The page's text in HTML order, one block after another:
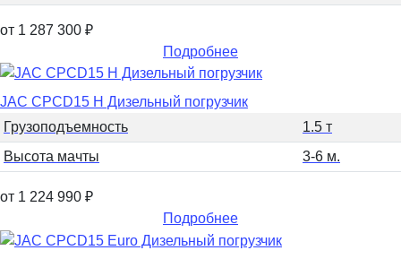
от 1 287 300 ₽
Подробнее
JAC CPCD15 H Дизельный погрузчик
Грузоподъемность
1.5 т
Высота мачты
3-6 м.
от 1 224 990 ₽
Подробнее